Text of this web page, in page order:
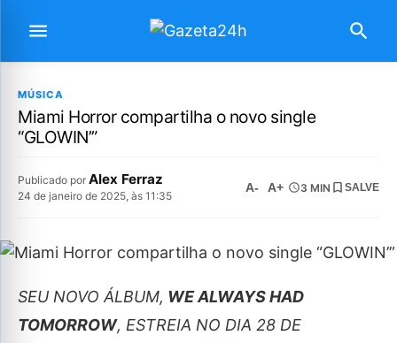
MÚSICA
Miami Horror compartilha o novo single
“GLOWIN’”
Publicado por Alex Ferraz
24 de janeiro de 2025, às 11:35
A- A+ 3 MIN SALVE
SEU NOVO ÁLBUM, WE ALWAYS HAD
TOMORROW, ESTREIA NO DIA 28 DE